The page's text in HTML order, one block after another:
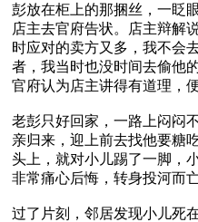
彭放在柜上的那捆丝，一眨
店主去官府告状。店主辩解
时应对的卖方又多，我不会
者，我当时也没时间去偷他
官府认为店主讲得有道理，
老彭只好回家，一路上闷闷
亲归来，迎上前去找他要糖
头上，就对小儿踢了一脚，
非常痛心后悔，转身投河而亡
过了片刻，邻居发现小儿死